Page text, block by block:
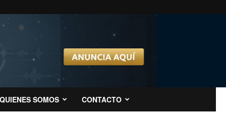
QUIENES SOMOS CONTACTO